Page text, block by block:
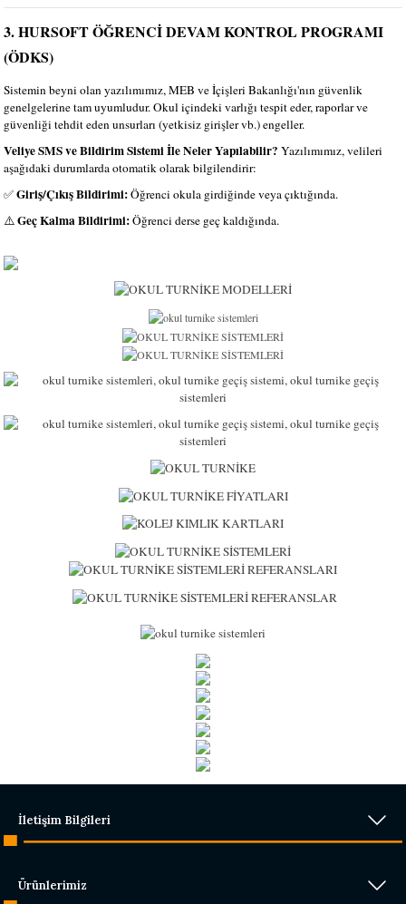
3. HURSOFT ÖĞRENCİ DEVAM KONTROL PROGRAMI
(ÖDKS)
Sistemin beyni olan yazılımımız, MEB ve İçişleri Bakanlığı'nın güvenlik
genelgelerine tam uyumludur. Okul içindeki varlığı tespit eder, raporlar ve
güvenliği tehdit eden unsurları (yetkisiz girişler vb.) engeller.
Veliye SMS ve Bildirim Sistemi İle Neler Yapılabilir? Yazılımımız, velileri
aşağıdaki durumlarda otomatik olarak bilgilendirir:
✅Giriş/Çıkış Bildirimi:Öğrenci okula girdiğinde veya çıktığında.
⚠️Geç Kalma Bildirimi:Öğrenci derse geç kaldığında.
İletişim Bilgileri
Ürünlerimiz